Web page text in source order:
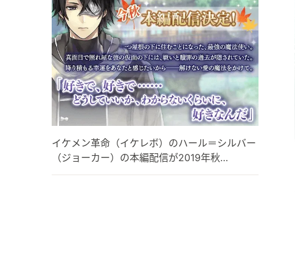
イケメン革命（イケレボ）のハール＝シルバー
（ジョーカー）の本編配信が2019年秋…